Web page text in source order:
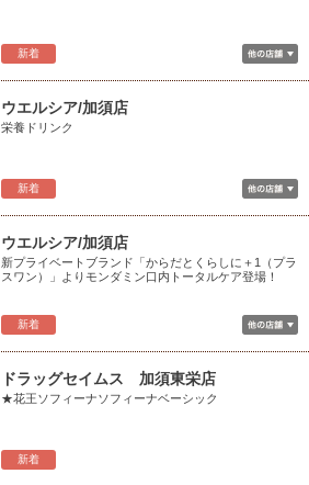
新着
新着
ウエルシア/加須店
栄養ドリンク
新着
ウエルシア/加須店
新プライベートブランド「からだとくらしに＋1（プラ
スワン）」よりモンダミン口内トータルケア登場！
新着
ドラッグセイムス 加須東栄店
★花王ソフィーナソフィーナベーシック